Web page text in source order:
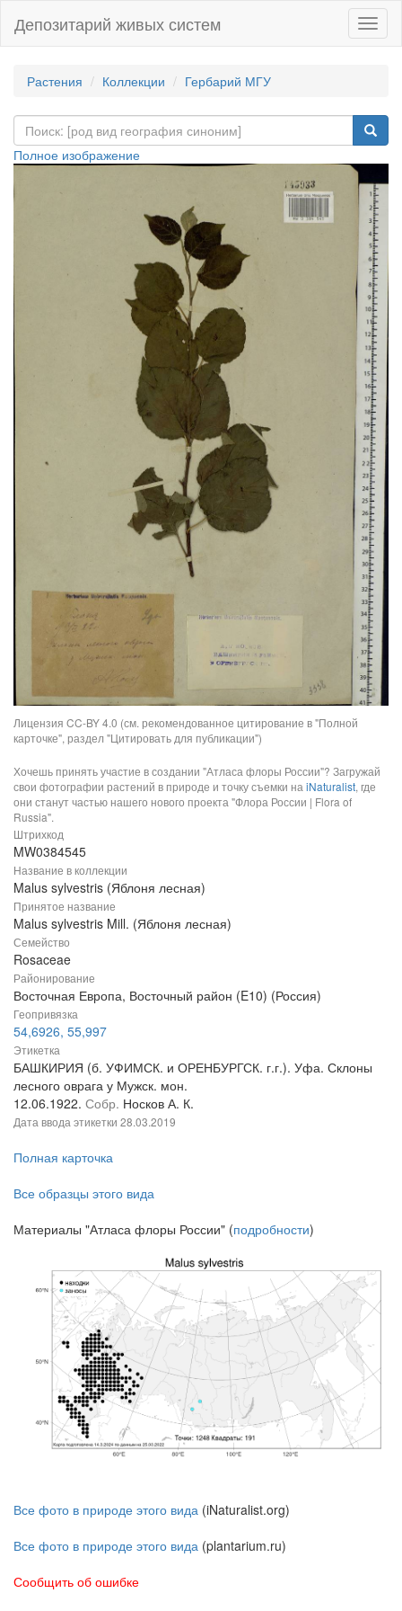
Депозитарий живых систем
Растения Коллекции Гербарий МГУ
Полное изображение
Лицензия CC-BY 4.0 (см. рекомендованное цитирование в "Полной
карточке", раздел "Цитировать для публикации")
Хочешь принять участие в создании "Атласа флоры России"? Загружай
свои фотографии растений в природе и точку съемки на iNaturalist, где
они станут частью нашего нового проекта "Флора России | Flora of
Russia".
Штрихкод
MW0384545
Название в коллекции
Malus sylvestris (Яблоня лесная)
Принятое название
Malus sylvestris Mill. (Яблоня лесная)
Семейство
Rosaceae
Районирование
Восточная Европа, Восточный район (E10) (Россия)
Геопривязка
54,6926, 55,997
Этикетка
БАШКИРИЯ (б. УФИМСК. и ОРЕНБУРГСК. г.г.). Уфа. Склоны
лесного оврага у Мужск. мон.
12.06.1922. Собр. Носков А. К.
Дата ввода этикетки 28.03.2019
Полная карточка
Все образцы этого вида
Материалы "Атласа флоры России" (подробности)
Все фото в природе этого вида (iNaturalist.org)
Все фото в природе этого вида (plantarium.ru)
Сообщить об ошибке